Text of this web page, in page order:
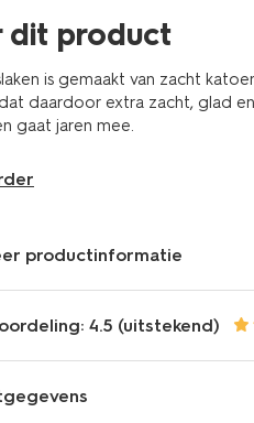
dit product
is gemaakt van zacht
daardoor extra zacht, glad
gaat jaren mee.
productinformatie
4.5 (uitstekend)